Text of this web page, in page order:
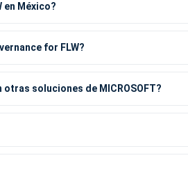
en México?
for FLW?
soluciones de MICROSOFT?